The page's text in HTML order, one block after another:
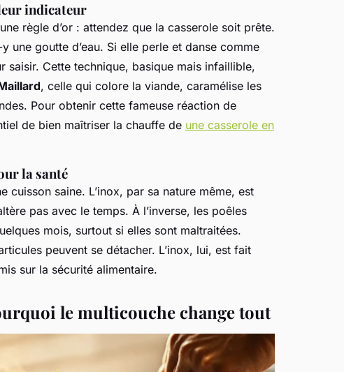
indicateur
règle d’or : attendez que la casserole soit prête.
une goutte d’eau. Si elle perle et danse comme
saisir. Cette technique, basique mais infaillible,
, celle qui colore la viande, caramélise les
Pour obtenir cette fameuse réaction de
de bien maîtriser la chauffe de une casserole en
la santé
cuisson saine. L’inox, par sa nature même, est
pas avec le temps. À l’inverse, les poêles
mois, surtout si elles sont maltraitées.
peuvent se détacher. L’inox, lui, est fait
sur la sécurité alimentaire.
le multicouche change tout